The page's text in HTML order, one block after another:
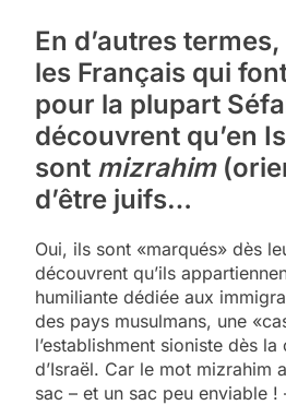
En d’autres
les Français qui
pour la plupart
découvrent qu’en
sont mizrahim
d’être juifs…
Oui, ils sont «marqués» dès
découvrent qu’ils
humiliante dédiée aux
des pays musulmans, une
l’establishment sioniste dès la
d’Israël. Car le mot mizrahim
sac – et un sac peu enviable !